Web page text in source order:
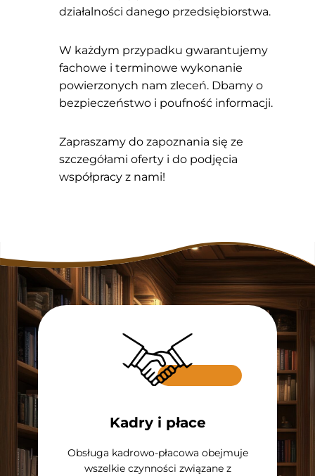
działalności danego przedsiębiorstwa.
W każdym przypadku gwarantujemy
fachowe i terminowe wykonanie
powierzonych nam zleceń. Dbamy o
bezpieczeństwo i poufność informacji.
Zapraszamy do zapoznania się ze
szczegółami oferty i do podjęcia
współpracy z nami!
Kadry i płace
Obsługa kadrowo-płacowa obejmuje
wszelkie czynności związane z